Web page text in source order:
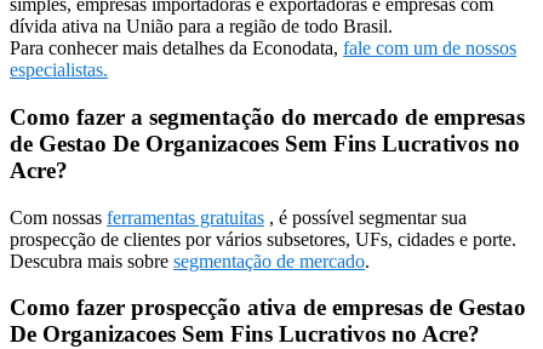
simples, empresas importadoras e exportadoras e empresas com
dívida ativa na União para a região de todo Brasil.
Para conhecer mais detalhes da Econodata, fale com um de nossos
especialistas.
Como fazer a segmentação do mercado de empresas
de Gestao De Organizacoes Sem Fins Lucrativos no
Acre?
Com nossas ferramentas gratuitas , é possível segmentar sua
prospecção de clientes por vários subsetores, UFs, cidades e porte.
Descubra mais sobre segmentação de mercado.
Como fazer prospecção ativa de empresas de Gestao
De Organizacoes Sem Fins Lucrativos no Acre?